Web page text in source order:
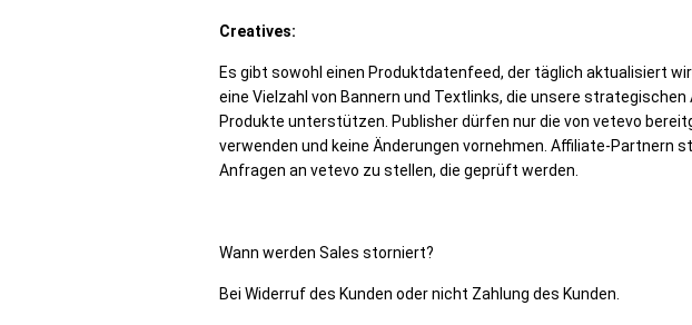
Creatives:
Es gibt sowohl einen Produktdatenfeed, der täglich aktualisiert
eine Vielzahl von Bannern und Textlinks, die unsere
Produkte unterstützen. Publisher dürfen nur die von vetevo
verwenden und keine Änderungen vornehmen. Affiliate-Partnern
Anfragen an vetevo zu stellen, die geprüft werden.
Wann werden Sales storniert?
Bei Widerruf des Kunden oder nicht Zahlung des Kunden.